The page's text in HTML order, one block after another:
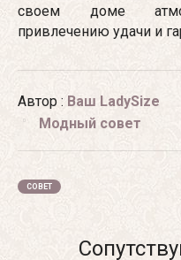
своем доме
привлечению удачи и
Автор : Ваш LadySize
Модный совет
СОВЕТ